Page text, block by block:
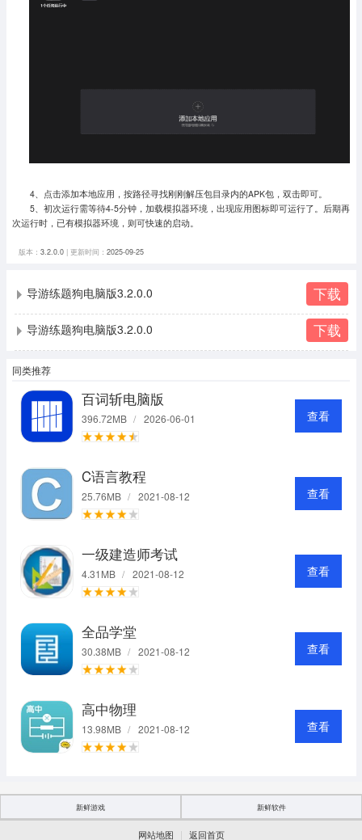
4、点击添加本地应用，按路径寻找刚刚解压包目录内的APK包，双击即可。
5、初次运行需等待4-5分钟，加载模拟器环境，出现应用图标即可运行了。 后期再
次运行时，已有模拟器环境，则可快速的启动。
版本： 3.2.0.0| 更新时间： 2025-09-25
导游练题狗电脑版3.2.0.0 下载
导游练题狗电脑版3.2.0.0 下载
同类推荐
百词斩电脑版
396.72MB / 2026-06-01 查看
C语言教程
25.76MB / 2021-08-12 查看
一级建造师考试
4.31MB / 2021-08-12 查看
全品学堂
30.38MB / 2021-08-12 查看
高中物理
13.98MB / 2021-08-12 查看
新鲜游戏 新鲜软件
网站地图 | 返回首页